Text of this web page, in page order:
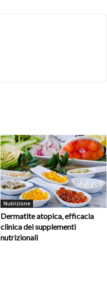
Nutrizione
Dermatite atopica, efficacia
clinica dei supplementi
nutrizionali